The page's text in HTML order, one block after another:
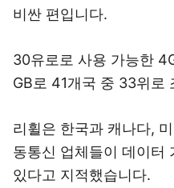
비싼 편입니다.
30유로로 사용 가능한
GB로 41개국 중 33위로
리휠은 한국과 캐나다,
동통신 업체들이 데이터
있다고 지적했습니다.